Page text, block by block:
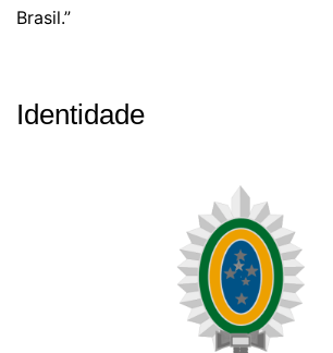
Brasil.”
Identidade